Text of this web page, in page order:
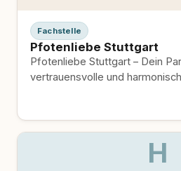
Fachstelle
Pfotenliebe Stuttgart
Pfotenliebe Stuttgart – Dein
vertrauensvolle und
H